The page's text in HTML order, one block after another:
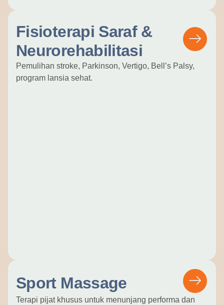
Fisioterapi Saraf &
Neurorehabilitasi
Pemulihan stroke, Parkinson, Vertigo, Bell’s Palsy,
program lansia sehat.
Sport Massage
Terapi pijat khusus untuk menunjang performa dan